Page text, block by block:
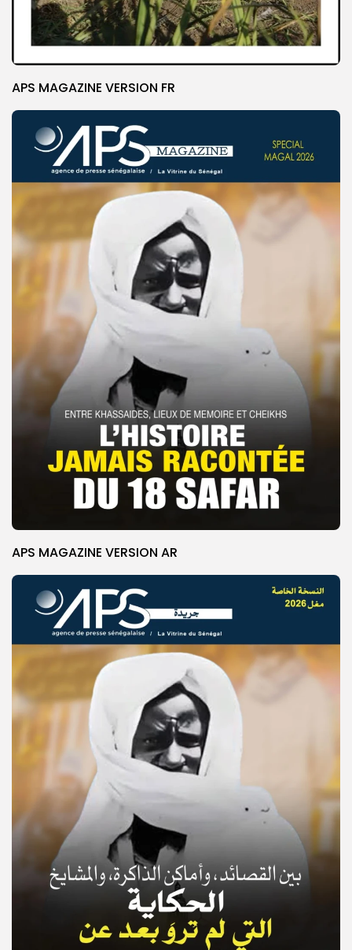
© Copyright 2025, APS
APS MAGAZINE VERSION FR
APS MAGAZINE VERSION AR